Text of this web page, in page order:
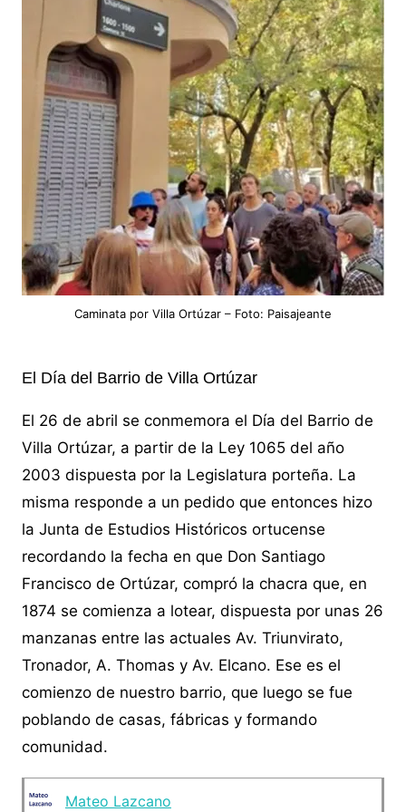
Caminata por Villa Ortúzar – Foto: Paisajeante
El Día del Barrio de Villa Ortúzar
El 26 de abril se conmemora el Día del Barrio de
Villa Ortúzar, a partir de la Ley 1065 del año
2003 dispuesta por la Legislatura porteña. La
misma responde a un pedido que entonces hizo
la Junta de Estudios Históricos ortucense
recordando la fecha en que Don Santiago
Francisco de Ortúzar, compró la chacra que, en
1874 se comienza a lotear, dispuesta por unas 26
manzanas entre las actuales Av. Triunvirato,
Tronador, A. Thomas y Av. Elcano. Ese es el
comienzo de nuestro barrio, que luego se fue
poblando de casas, fábricas y formando
comunidad.
Mateo Lazcano